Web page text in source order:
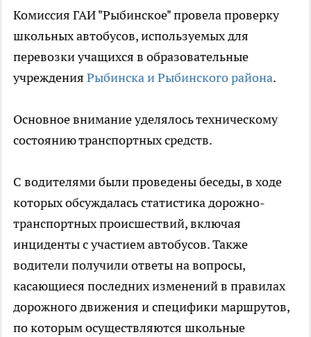
Комиссия ГАИ "Рыбинское" провела проверку
школьных автобусов, используемых для
перевозки учащихся в образовательные
учреждения Рыбинска и Рыбинского района.
Основное внимание уделялось техническому
состоянию транспортных средств.
С водителями были проведены беседы, в ходе
которых обсуждалась статистика дорожно-
транспортных происшествий, включая
инциденты с участием автобусов. Также
водители получили ответы на вопросы,
касающиеся последних изменений в правилах
дорожного движения и специфики маршрутов,
по которым осуществляются школьные